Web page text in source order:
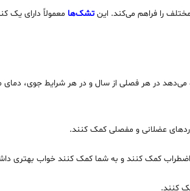
را فراهم می‌کند. اینتشک‌ها معمولاً دارای یک
می‌دهد در هر فصلی از سال و در هر شرایط جوی، دمای